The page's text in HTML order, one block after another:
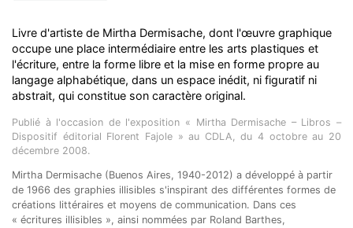
Livre d'artiste de Mirtha Dermisache, dont l'œuvre graphique
occupe une place intermédiaire entre les arts plastiques et
l'écriture, entre la forme libre et la mise en forme propre au
langage alphabétique, dans un espace inédit, ni figuratif ni
abstrait, qui constitue son caractère original.
Publié à l'occasion de l'exposition « Mirtha Dermisache – Libros –
Dispositif éditorial Florent Fajole » au CDLA, du 4 octobre au 20
décembre 2008.
Mirtha Dermisache (Buenos Aires, 1940-2012) a développé à partir
de 1966 des graphies illisibles s'inspirant des différentes formes de
créations littéraires et moyens de communication. Dans ces
« écritures illisibles », ainsi nommées par Roland Barthes,